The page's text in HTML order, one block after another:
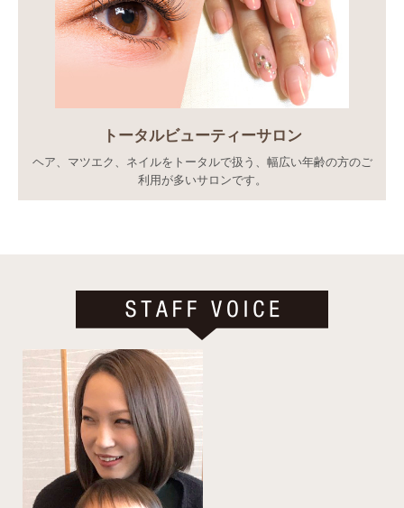
トータルビューティーサロン
ヘア、マツエク、ネイルをトータルで扱う、幅広い年齢の方のご
利用が多いサロンです。